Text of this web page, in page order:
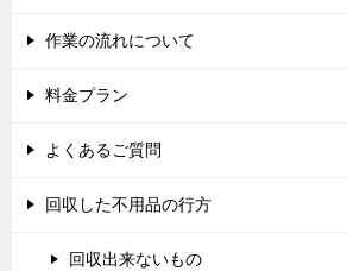
作業の流れについて
料金プラン
よくあるご質問
回収した不用品の行方
回収出来ないもの